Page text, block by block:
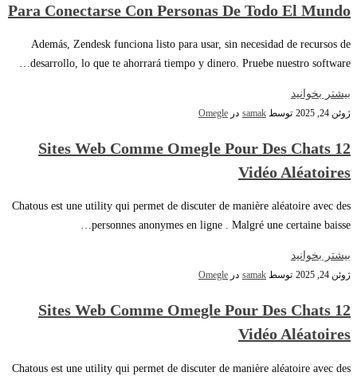
Para Conectarse Con Personas De Todo El Mundo
Además, Zendesk funciona listo para usar, sin necesidad de recursos de
desarrollo, lo que te ahorrará tiempo y dinero. Pruebe nuestro software…
بیشتر بخوانید
ژوئن 24, 2025 توسط samak در Omegle
12 Sites Web Comme Omegle Pour Des Chats
Vidéo Aléatoires
Chatous est une utility qui permet de discuter de manière aléatoire avec des
personnes anonymes en ligne . Malgré une certaine baisse…
بیشتر بخوانید
ژوئن 24, 2025 توسط samak در Omegle
12 Sites Web Comme Omegle Pour Des Chats
Vidéo Aléatoires
Chatous est une utility qui permet de discuter de manière aléatoire avec des